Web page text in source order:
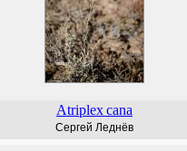
Atriplexcana
Сергей Леднёв